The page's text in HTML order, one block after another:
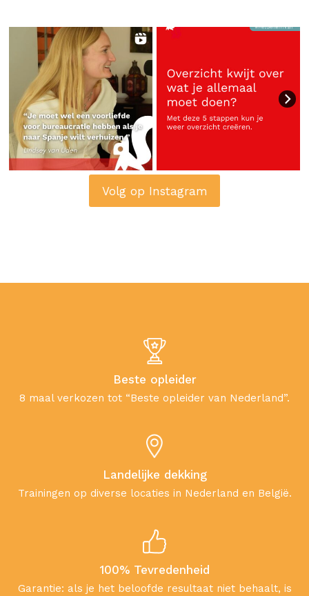
Volg op Instagram
Beste opleider
8 maal verkozen tot “Beste opleider van Nederland”.
Landelijke dekking
Trainingen op diverse locaties in Nederland en België.
100% Tevredenheid
Garantie: als je het beloofde resultaat niet behaalt, is